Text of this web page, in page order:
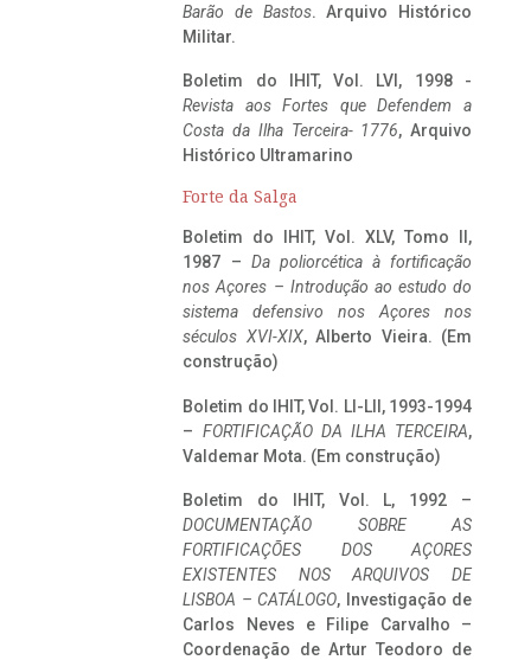
Barão de Bastos. Arquivo Histórico
Militar.
Boletim do IHIT, Vol. LVI, 1998 -
Revista aos Fortes que Defendem a
Costa da Ilha Terceira- 1776, Arquivo
Histórico Ultramarino
Forte da Salga
Boletim do IHIT, Vol. XLV, Tomo II,
1987 – Da poliorcética à fortificação
nos Açores – Introdução ao estudo do
sistema defensivo nos Açores nos
séculos XVI-XIX, Alberto Vieira. (Em
construção)
Boletim do IHIT, Vol. LI-LII, 1993-1994
– FORTIFICAÇÃO DA ILHA TERCEIRA,
Valdemar Mota. (Em construção)
Boletim do IHIT, Vol. L, 1992 –
DOCUMENTAÇÃO SOBRE AS
FORTIFICAÇÕES DOS AÇORES
EXISTENTES NOS ARQUIVOS DE
LISBOA – CATÁLOGO, Investigação de
Carlos Neves e Filipe Carvalho –
Coordenação de Artur Teodoro de